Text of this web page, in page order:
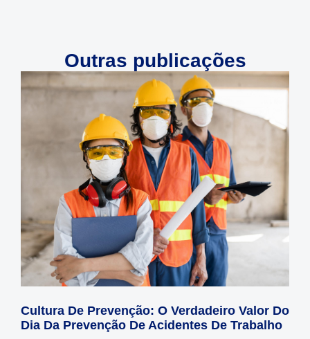
Outras publicações
Cultura De Prevenção: O Verdadeiro Valor Do
Dia Da Prevenção De Acidentes De Trabalho